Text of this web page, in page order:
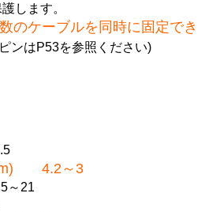
します。
のケーブルを同時に固定でき
ンはP53を参照ください)
4.2～3
～21